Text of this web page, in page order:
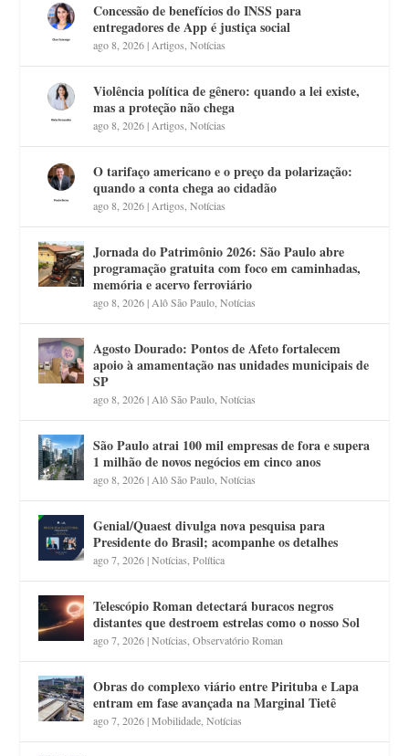
Concessão de benefícios do INSS para
entregadores de App é justiça social
ago 8, 2026| Artigos ,Notícias
Violência política de gênero: quando a lei existe,
mas a proteção não chega
ago 8, 2026| Artigos ,Notícias
O tarifaço americano e o preço da polarização:
quando a conta chega ao cidadão
ago 8, 2026| Artigos ,Notícias
Jornada do Patrimônio 2026: São Paulo abre
programação gratuita com foco em caminhadas,
memória e acervo ferroviário
ago 8, 2026| Alô São Paulo ,Notícias
Agosto Dourado: Pontos de Afeto fortalecem
apoio à amamentação nas unidades municipais de
SP
ago 8, 2026| Alô São Paulo ,Notícias
São Paulo atrai 100 mil empresas de fora e supera
1 milhão de novos negócios em cinco anos
ago 8, 2026| Alô São Paulo ,Notícias
Genial/Quaest divulga nova pesquisa para
Presidente do Brasil; acompanhe os detalhes
ago 7, 2026|Notícias ,Política
Telescópio Roman detectará buracos negros
distantes que destroem estrelas como o nosso Sol
ago 7, 2026|Notícias ,Observatório Roman
Obras do complexo viário entre Pirituba e Lapa
entram em fase avançada na Marginal Tietê
ago 7, 2026|Mobilidade ,Notícias